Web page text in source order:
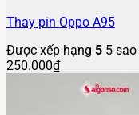
Thay pin Oppo A95
Được xếp hạng 5 5 sao
250.000₫